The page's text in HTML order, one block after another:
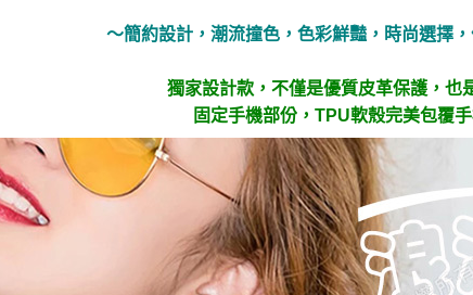
～簡約設計，潮流撞色，色彩鮮豔，時尚選擇
獨家設計款，不僅是優質皮革保護，也
固定手機部份，TPU軟殼完美包覆